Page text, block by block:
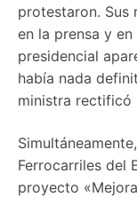
protestaron. Sus
en la prensa y
presidencial
había nada
ministra rectificó
Ferrocarriles del
proyecto